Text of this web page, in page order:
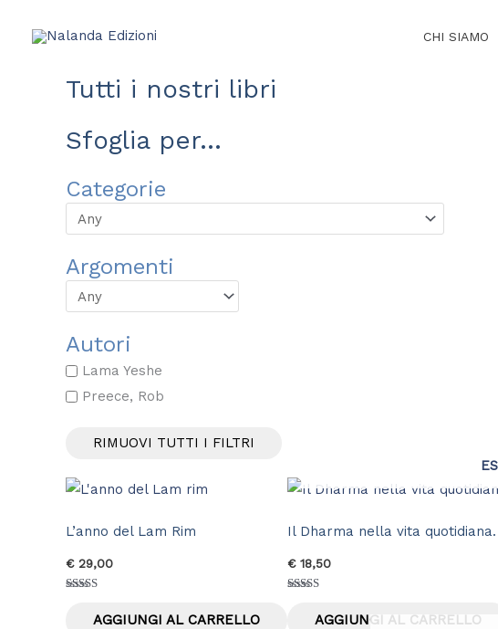
CHI SIAMO
Tutti i nostri libri
Sfoglia per...
Categorie
Argomenti
Autori
Lama Yeshe
Preece, Rob
RIMUOVI TUTTI I FILTRI
L’anno del Lam Rim
€29,00
AGGIUNGI AL CARRELLO
Il Dharma nella vita
€18,50
AGGIUNGI AL CARRELLO